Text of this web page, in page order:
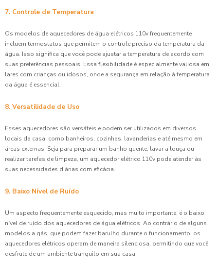
7. Controle de Temperatura
Os modelos de aquecedores de água elétricos 110v frequentemente
incluem termostatos que permitem o controle preciso da temperatura da
água. Isso significa que você pode ajustar a temperatura de acordo com
suas preferências pessoais. Essa flexibilidade é especialmente valiosa em
lares com crianças ou idosos, onde a segurança em relação à temperatura
da água é essencial.
8. Versatilidade de Uso
Esses aquecedores são versáteis e podem ser utilizados em diversos
locais da casa, como banheiros, cozinhas, lavanderias e até mesmo em
áreas externas. Seja para preparar um banho quente, lavar a louça ou
realizar tarefas de limpeza, um aquecedor elétrico 110v pode atender às
suas necessidades diárias com eficácia.
9. Baixo Nível de Ruído
Um aspecto frequentemente esquecido, mas muito importante, é o baixo
nível de ruído dos aquecedores de água elétricos. Ao contrário de alguns
modelos a gás, que podem fazer barulho durante o funcionamento, os
aquecedores elétricos operam de maneira silenciosa, permitindo que você
desfrute de um ambiente tranquilo em sua casa.